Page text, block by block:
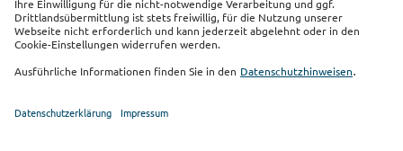
Sie finden uns auch auf